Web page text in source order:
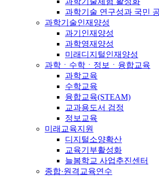
과학기술 연구성과 국민
과학기술인재양성
과기인재양성
과학영재양성
미래디지털인재양성
과학ㆍ수학ㆍ정보ㆍ융합교육
과학교육
수학교육
융합교육(STEAM)
교과용도서 검정
정보교육
미래교육지원
디지털소양확산
교육기부활성화
늘봄학교 사업추진센터
종합·원격교육연수